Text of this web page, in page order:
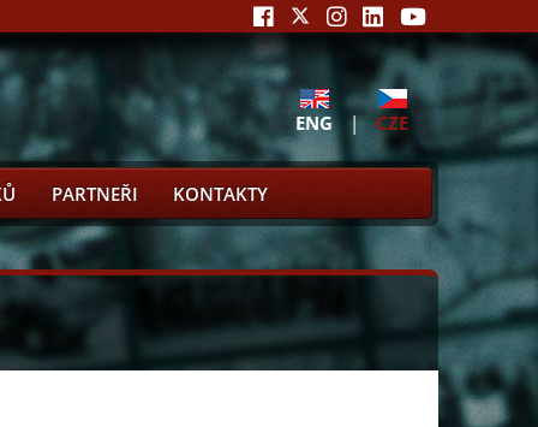
ENG | CZE
PARTNEŘI KONTAKTY